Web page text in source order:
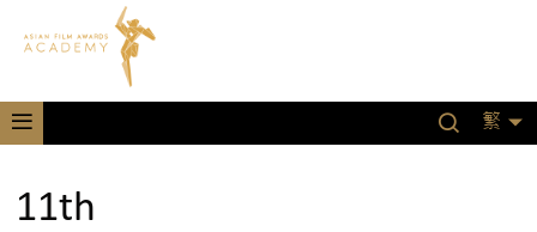
繁
11th